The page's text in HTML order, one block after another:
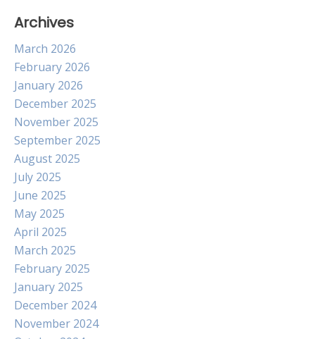
Archives
March 2026
February 2026
January 2026
December 2025
November 2025
September 2025
August 2025
July 2025
June 2025
May 2025
April 2025
March 2025
February 2025
January 2025
December 2024
November 2024